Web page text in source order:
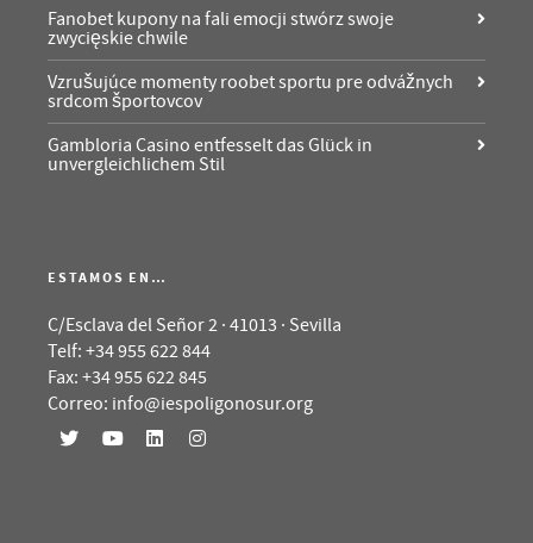
Fanobet kupony na fali emocji stwórz swoje
zwycięskie chwile
Vzrušujúce momenty roobet sportu pre odvážnych
srdcom športovcov
Gambloria Casino entfesselt das Glück in
unvergleichlichem Stil
ESTAMOS EN…
C/Esclava del Señor 2 · 41013 · Sevilla
Telf: +34 955 622 844
Fax: +34 955 622 845
Correo: info@iespoligonosur.org